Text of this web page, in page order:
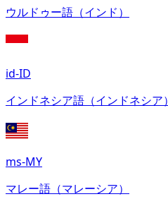
ウルドゥー語（インド）
id-ID
インドネシア語（インドネシア）
ms-MY
マレー語（マレーシア）